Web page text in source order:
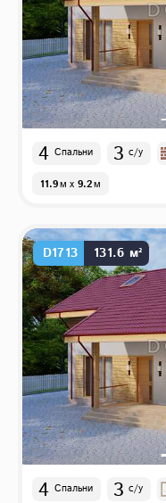
4 Спальни 3 с/у
11.9м x 9.2м
D1713 131.6 м²
4 Спальни 3 с/у